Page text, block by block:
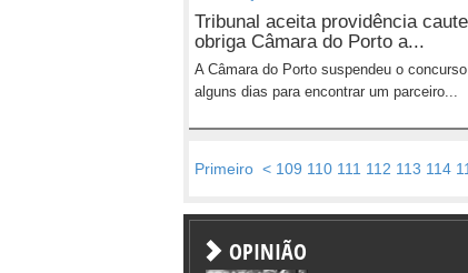
Tribunal aceita providência
obriga Câmara do Porto a...
A Câmara do Porto suspendeu o
alguns dias para encontrar um parceiro...
Primeiro < 109 110 111 112 113 114
OPINIÃO